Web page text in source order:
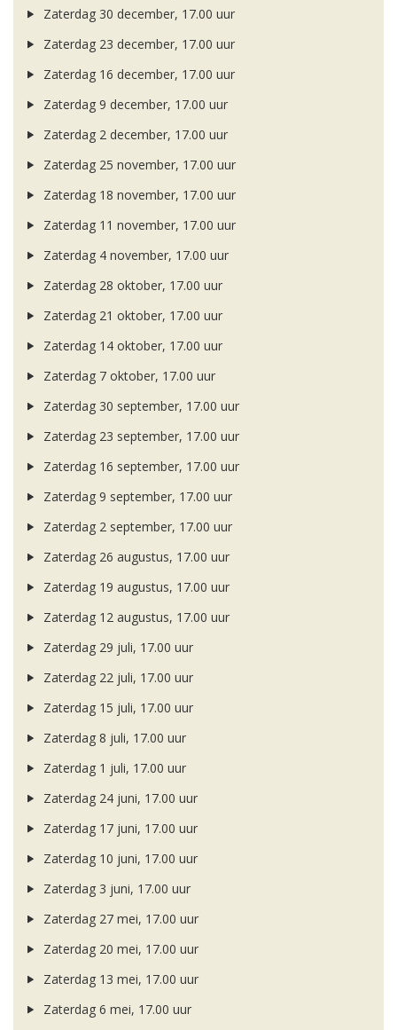
Zaterdag 30 december, 17.00 uur
Zaterdag 23 december, 17.00 uur
Zaterdag 16 december, 17.00 uur
Zaterdag 9 december, 17.00 uur
Zaterdag 2 december, 17.00 uur
Zaterdag 25 november, 17.00 uur
Zaterdag 18 november, 17.00 uur
Zaterdag 11 november, 17.00 uur
Zaterdag 4 november, 17.00 uur
Zaterdag 28 oktober, 17.00 uur
Zaterdag 21 oktober, 17.00 uur
Zaterdag 14 oktober, 17.00 uur
Zaterdag 7 oktober, 17.00 uur
Zaterdag 30 september, 17.00 uur
Zaterdag 23 september, 17.00 uur
Zaterdag 16 september, 17.00 uur
Zaterdag 9 september, 17.00 uur
Zaterdag 2 september, 17.00 uur
Zaterdag 26 augustus, 17.00 uur
Zaterdag 19 augustus, 17.00 uur
Zaterdag 12 augustus, 17.00 uur
Zaterdag 29 juli, 17.00 uur
Zaterdag 22 juli, 17.00 uur
Zaterdag 15 juli, 17.00 uur
Zaterdag 8 juli, 17.00 uur
Zaterdag 1 juli, 17.00 uur
Zaterdag 24 juni, 17.00 uur
Zaterdag 17 juni, 17.00 uur
Zaterdag 10 juni, 17.00 uur
Zaterdag 3 juni, 17.00 uur
Zaterdag 27 mei, 17.00 uur
Zaterdag 20 mei, 17.00 uur
Zaterdag 13 mei, 17.00 uur
Zaterdag 6 mei, 17.00 uur